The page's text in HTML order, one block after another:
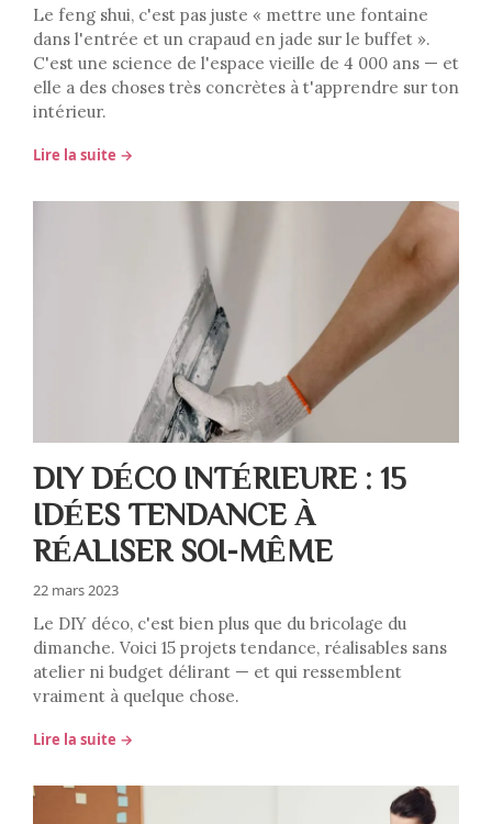
Le feng shui, c'est pas juste « mettre une fontaine
dans l'entrée et un crapaud en jade sur le buffet ».
C'est une science de l'espace vieille de 4 000 ans — et
elle a des choses très concrètes à t'apprendre sur ton
intérieur.
Lire la suite →
DIY DÉCO INTÉRIEURE : 15
IDÉES TENDANCE À
RÉALISER SOI-MÊME
22 mars 2023
Le DIY déco, c'est bien plus que du bricolage du
dimanche. Voici 15 projets tendance, réalisables sans
atelier ni budget délirant — et qui ressemblent
vraiment à quelque chose.
Lire la suite →